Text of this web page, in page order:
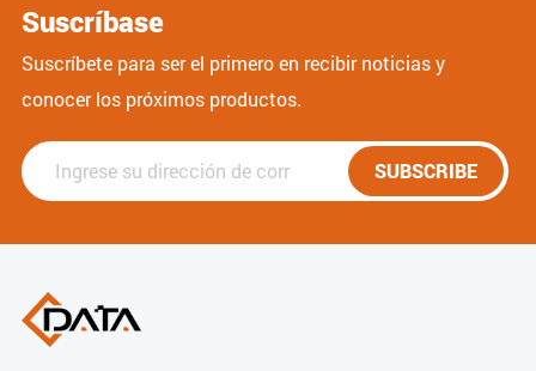
Suscríbase
Suscríbete para ser el primero en recibir noticias y
conocer los próximos productos.
SUBSCRIBE